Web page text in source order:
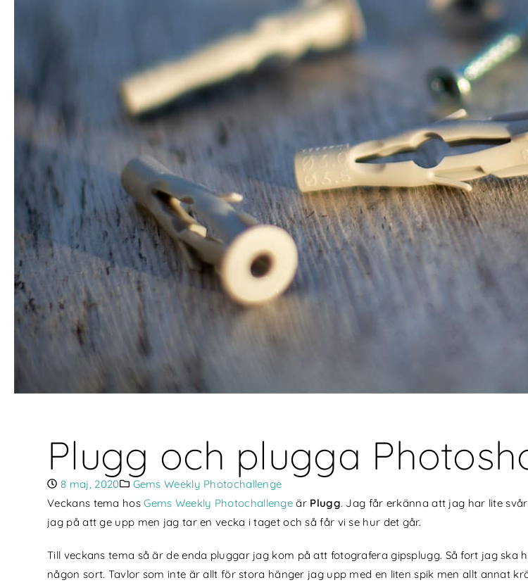
Plugg och plugga
8 maj, 2020
Gems Weekly Photochallenge
Veckans tema hosGems Weekly Photochallenge är Plugg. Jag får erkänna att jag har lite
jag på att ge upp men jag tar en vecka i taget och så får vi se hur det går.
Till veckans tema så är de enda pluggar jag kom på att fotografera gipsplugg. Så fort jag
någon sort. Tavlor som inte är allt för stora hänger jag upp med en liten spik men allt annat